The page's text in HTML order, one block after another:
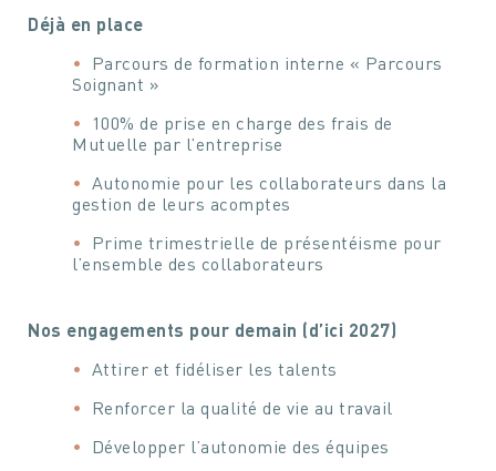
Déjà en place
Parcours de formation interne « Parcours
Soignant »
100% de prise en charge des frais de
Mutuelle par l’entreprise
Autonomie pour les collaborateurs dans la
gestion de leurs acomptes
Prime trimestrielle de présentéisme pour
l’ensemble des collaborateurs
Nos engagements pour demain (d’ici 2027)
Attirer et fidéliser les talents
Renforcer la qualité de vie au travail
Développer l’autonomie des équipes